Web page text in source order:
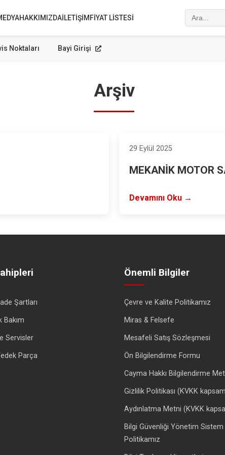
HAKKIMIZDAİLETIŞIM FIYAT LISTESI
Noktaları Bayi Girişi
Arşiv
29 Eylül 2025
MEKANİK MOTOR
Devamını Oku →
Şartları
Bakım
Servisler
Parça
Önemli Bilgiler
Çevre ve Kalite Politikamız
Miras & Felsefe
Mesafeli Satış Sözleşmesi
Ön Bilgilendirme Formu
Cayma Hakkı Bilgilendirme
Gizlilik Politikası (KVKK
Aydınlatma Metni (KVKK
Bilgi Güvenliği Yönetim Sistem
Politikamız